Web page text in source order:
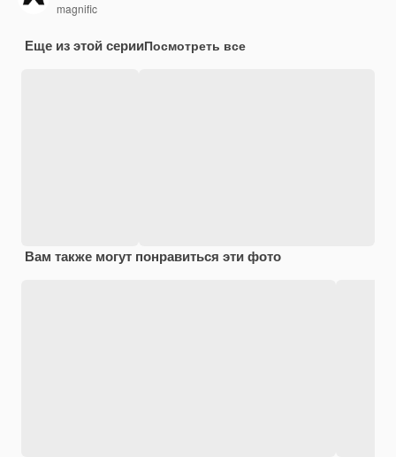
magnific
Еще из этой серииПосмотреть все
Вам также могут понравиться эти фото